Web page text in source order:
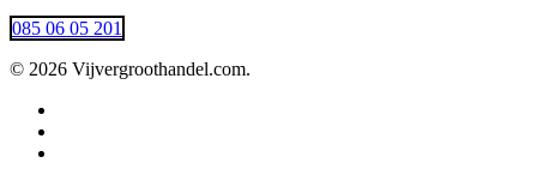
085 06 05 201
© 2026 Vijvergroothandel.com.